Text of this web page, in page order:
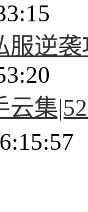
服逆
云集